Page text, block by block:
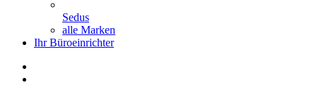
Sedus
alle Marken
Ihr Büroeinrichter